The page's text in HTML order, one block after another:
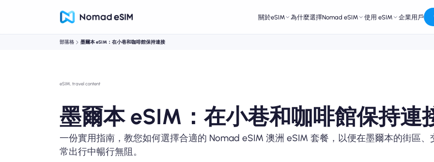
關於eSIM 為什麼選擇Nomad eSIM 使用 eSIM 企業用戶
部落格 墨爾本 eSIM：在小巷和咖啡館保持連接
eSIM, travel content
墨爾本 eSIM：在小巷和咖啡館保持連
一份實用指南，教您如何選擇合適的 Nomad eSIM 澳洲 eSIM 套餐，以便在墨爾本的街區、
常出行中暢行無阻。